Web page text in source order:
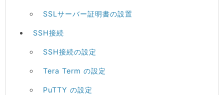
SSLサーバー証明書の設置
SSH接続
SSH接続の設定
Tera Term の設定
PuTTY の設定